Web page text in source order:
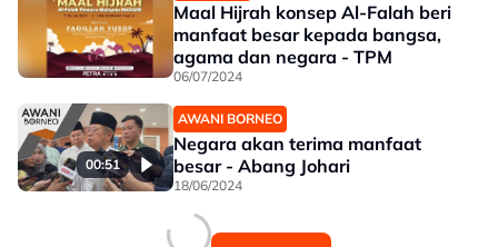
Maal Hijrah konsep Al-Falah beri
manfaat besar kepada bangsa,
agama dan negara - TPM
06/07/2024
00:51
AWANI BORNEO
Negara akan terima manfaat
besar - Abang Johari
18/06/2024